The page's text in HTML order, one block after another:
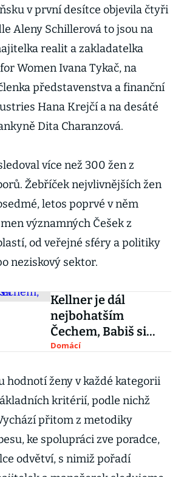
v první desítce objevila čtyři
Aleny Schillerová to jsou na
realit a zakladatelka
Women Ivana Tykač, na
představenstva a finanční
Hana Krejčí a na desáté
Dita Charanzová.
více než 300 žen z
Žebříček nejvlivnějších žen
letos poprvé v něm
významných Češek z
od veřejné sféry a politiky
neziskový sektor.
Kellner je dál
nejbohatším
Čechem, Babiš si
pohoršil
Domácí
hodnotí ženy v každé kategorii
kritérií, podle nichž
přitom z metodiky
ke spolupráci zve poradce,
odvětví, s nimiž pořadí